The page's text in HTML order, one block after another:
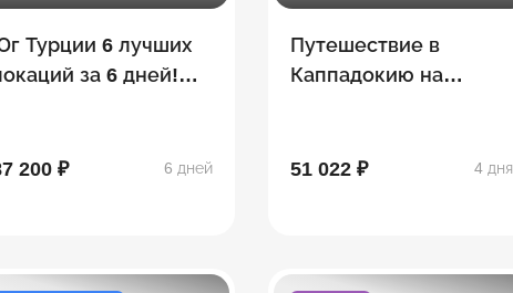
Турции 6 лучших
за 6 дней!
200 ₽ 6 дней
Путешествие в
Каппадокию на
51 022 ₽ 4 дня